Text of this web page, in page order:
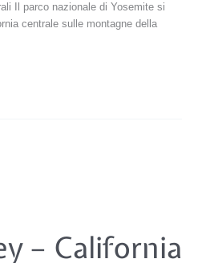
Il parco nazionale di Yosemite si
centrale sulle montagne della
– California